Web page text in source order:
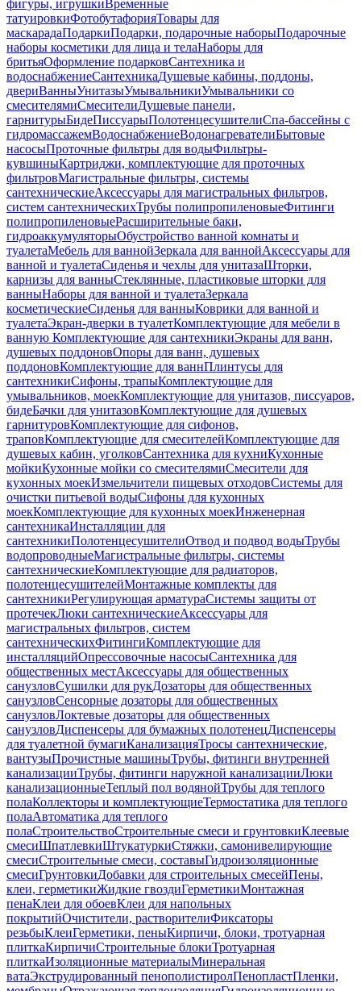
фигуры, игрушкиВременные
татуировкиФотобутафорияТовары для
маскарадаПодаркиПодарки, подарочные наборыПодарочные
наборы косметики для лица и телаНаборы для
бритьяОформление подарковСантехника и
водоснабжениеСантехникаДушевые кабины, поддоны,
двериВанныУнитазыУмывальникиУмывальники со
смесителямиСмесителиДушевые панели,
гарнитурыБидеПиссуарыПолотенцесушителиСпа-бассейны с
гидромассажемВодоснабжениеВодонагревателиБытовые
насосыПроточные фильтры для водыФильтры-
кувшиныКартриджи, комплектующие для проточных
фильтровМагистральные фильтры, системы
сантехническиеАксессуары для магистральных фильтров,
систем сантехническихТрубы полипропиленовыеФитинги
полипропиленовыеРасширительные баки,
гидроаккумуляторыОбустройство ванной комнаты и
туалетаМебель для ваннойЗеркала для ваннойАксессуары для
ванной и туалетаСиденья и чехлы для унитазаШторки,
карнизы для ванныСтеклянные, пластиковые шторки для
ванныНаборы для ванной и туалетаЗеркала
косметическиеСиденья для ванныКоврики для ванной и
туалетаЭкран-дверки в туалетКомплектующие для мебели в
ванную Комплектующие для сантехникиЭкраны для ванн,
душевых поддоновОпоры для ванн, душевых
поддоновКомплектующие для ваннПлинтусы для
сантехникиСифоны, трапыКомплектующие для
умывальников, моекКомплектующие для унитазов, писсуаров,
бидеБачки для унитазовКомплектующие для душевых
гарнитуровКомплектующие для сифонов,
траповКомплектующие для смесителейКомплектующие для
душевых кабин, уголковСантехника для кухниКухонные
мойкиКухонные мойки со смесителямиСмесители для
кухонных моекИзмельчители пищевых отходовСистемы для
очистки питьевой водыСифоны для кухонных
моекКомплектующие для кухонных моекИнженерная
сантехникаИнсталляции для
сантехникиПолотенцесушителиОтвод и подвод водыТрубы
водопроводныеМагистральные фильтры, системы
сантехническиеКомплектующие для радиаторов,
полотенцесушителейМонтажные комплекты для
сантехникиРегулирующая арматураСистемы защиты от
протечекЛюки сантехническиеАксессуары для
магистральных фильтров, систем
сантехническихФитингиКомплектующие для
инсталляцийОпрессовочные насосыСантехника для
общественных местАксессуары для общественных
санузловСушилки для рукДозаторы для общественных
санузловСенсорные дозаторы для общественных
санузловЛоктевые дозаторы для общественных
санузловДиспенсеры для бумажных полотенецДиспенсеры
для туалетной бумагиКанализацияТросы сантехнические,
вантузыПрочистные машиныТрубы, фитинги внутренней
канализацииТрубы, фитинги наружной канализацииЛюки
канализационныеТеплый пол водянойТрубы для теплого
полаКоллекторы и комплектующиеТермостатика для теплого
полаАвтоматика для теплого
полаСтроительствоСтроительные смеси и грунтовкиКлеевые
смесиШпатлевкиШтукатуркиСтяжки, самонивелирующие
смесиСтроительные смеси, составыГидроизоляционные
смесиГрунтовкиДобавки для строительных смесейПены,
клеи, герметикиЖидкие гвоздиГерметикиМонтажная
пенаКлеи для обоевКлеи для напольных
покрытийОчистители, растворителиФиксаторы
резьбыКлеиГерметики, пеныКирпичи, блоки, тротуарная
плиткаКирпичиСтроительные блокиТротуарная
плиткаИзоляционные материалыМинеральная
ватаЭкструдированный пенополистиролПенопластПленки,